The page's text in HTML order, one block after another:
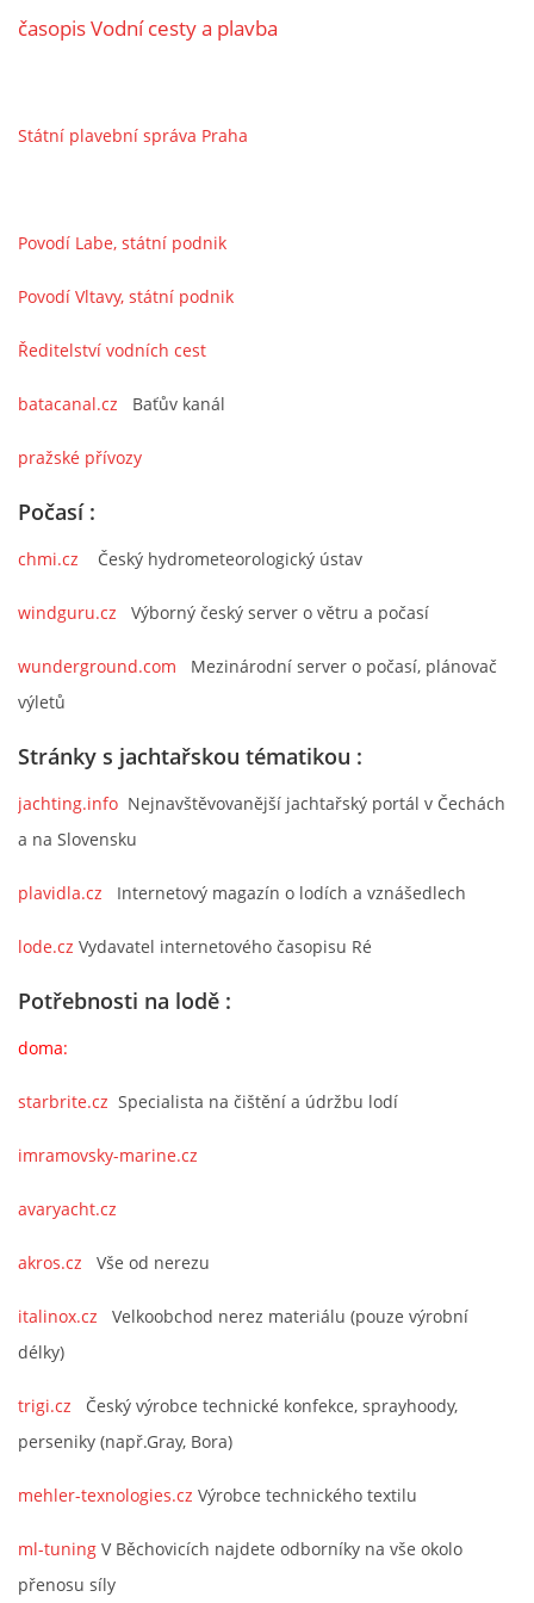
LODĚNICE A OKOLÍ
UŽITEČNÉ ODKAZY
KONTAKTY
© 2026 eStránky.cz
časopis Vodní cesty a plavba
Státní plavební správa Praha
Povodí Labe, státní podnik
Povodí Vltavy, státní podnik
Ředitelství vodních cest
batacanal.cz Baťův kanál
pražské přívozy
Počasí :
chmi.cz Český hydrometeorologický ústav
windguru.cz Výborný český server o větru a počasí
wunderground.com Mezinárodní server o počasí, plánovač
výletů
Stránky s jachtařskou tématikou :
jachting.info Nejnavštěvovanější jachtařský portál v Čechách
a na Slovensku
plavidla.cz Internetový magazín o lodích a vznášedlech
lode.cz Vydavatel internetového časopisu Ré
Potřebnosti na lodě :
doma:
starbrite.cz Specialista na čištění a údržbu lodí
imramovsky-marine.cz
avaryacht.cz
akros.cz Vše od nerezu
italinox.cz Velkoobchod nerez materiálu (pouze výrobní
délky)
trigi.cz Český výrobce technické konfekce, sprayhoody,
perseniky (např.Gray, Bora)
mehler-texnologies.cz Výrobce technického textilu
ml-tuning V Běchovicích najdete odborníky na vše okolo
přenosu síly